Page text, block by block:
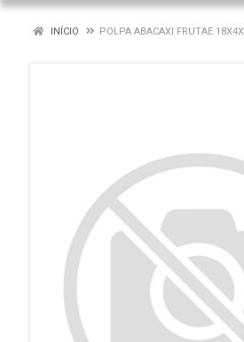
INÍCIO POLPA ABACAXI FRUTAE